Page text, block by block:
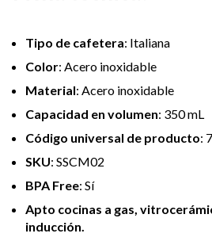
Tipo de cafetera: Italiana
Color: Acero inoxidable
Material: Acero inoxidable
Capacidad en volumen: 350 mL
Código universal de producto:
SKU: SSCM02
BPA Free: Sí
Apto cocinas a gas,
inducción.